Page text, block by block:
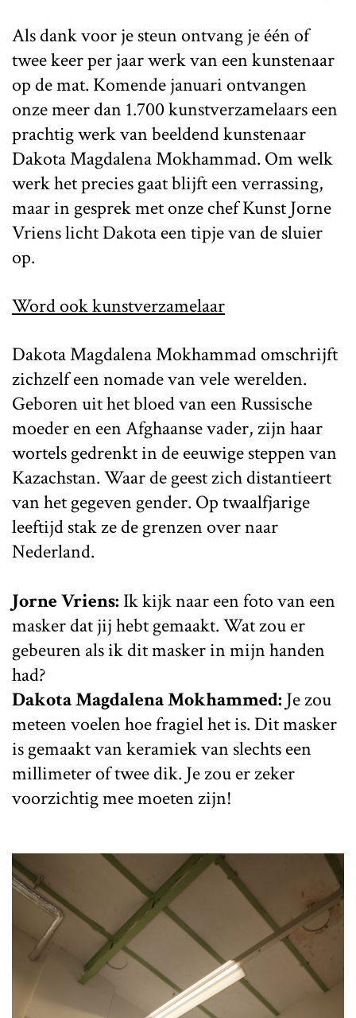
Als dank voor je steun ontvang je één of
twee keer per jaar werk van een kunstenaar
op de mat. Komende januari ontvangen
onze meer dan 1.700 kunstverzamelaars een
prachtig werk van beeldend kunstenaar
Dakota Magdalena Mokhammad. Om welk
werk het precies gaat blijft een verrassing,
maar in gesprek met onze chef Kunst Jorne
Vriens licht Dakota een tipje van de sluier
op.
Word ook kunstverzamelaar
Dakota Magdalena Mokhammad omschrijft
zichzelf een nomade van vele werelden.
Geboren uit het bloed van een Russische
moeder en een Afghaanse vader, zijn haar
wortels gedrenkt in de eeuwige steppen van
Kazachstan. Waar de geest zich distantieert
van het gegeven gender. Op twaalfjarige
leeftijd stak ze de grenzen over naar
Nederland.
Jorne Vriens: Ik kijk naar een foto van een
masker dat jij hebt gemaakt. Wat zou er
gebeuren als ik dit masker in mijn handen
had?
Dakota Magdalena Mokhammed: Je zou
meteen voelen hoe fragiel het is. Dit masker
is gemaakt van keramiek van slechts een
millimeter of twee dik. Je zou er zeker
voorzichtig mee moeten zijn!